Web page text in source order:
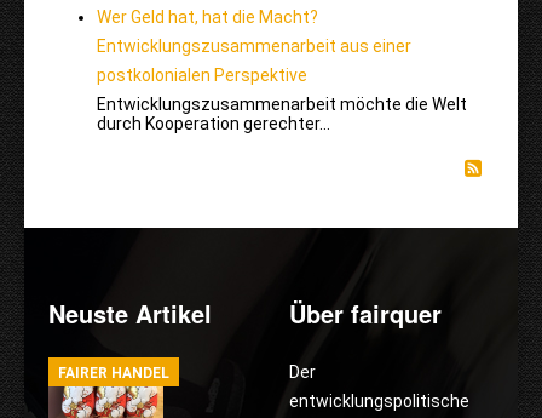
Wer Geld hat, hat die Macht?
Entwicklungszusammenarbeit aus einer
postkolonialen Perspektive
Entwicklungszusammenarbeit möchte die Welt
durch Kooperation gerechter…
Neuste Artikel
FAIRER HANDEL
Über fairquer
Der
entwicklungspolitische